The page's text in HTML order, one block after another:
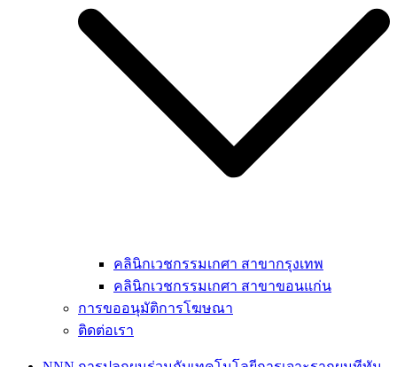
คลินิกเวชกรรมเกศา สาขากรุงเทพ
คลินิกเวชกรรมเกศา สาขาขอนแก่น
การขออนุมัติการโฆษณา
ติดต่อเรา